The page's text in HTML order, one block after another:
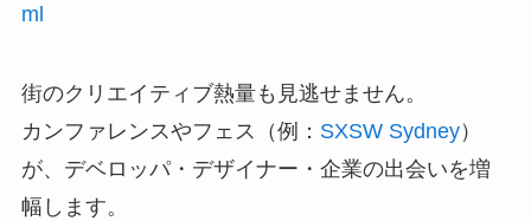
ml
街のクリエイティブ熱量も見逃せません。
カンファレンスやフェス（例： SXSW Sydney）
が、デベロッパ・デザイナー・企業の出会いを増
幅します。